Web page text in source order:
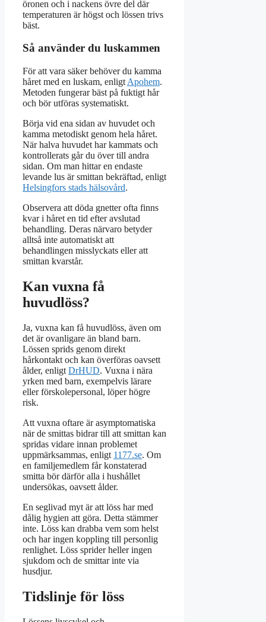
öronen och i nackens övre del där
temperaturen är högst och lössen trivs
bäst.
Så använder du luskammen
För att vara säker behöver du kamma
håret med en luskam, enligt Apohem.
Metoden fungerar bäst på fuktigt hår
och bör utföras systematiskt.
Börja vid ena sidan av huvudet och
kamma metodiskt genom hela håret.
När halva huvudet har kammats och
kontrollerats går du över till andra
sidan. Om man hittar en endaste
levande lus är smittan bekräftad, enligt
Helsingfors stads hälsovård.
Observera att döda gnetter ofta finns
kvar i håret en tid efter avslutad
behandling. Deras närvaro betyder
alltså inte automatiskt att
behandlingen misslyckats eller att
smittan kvarstår.
Kan vuxna få
huvudlöss?
Ja, vuxna kan få huvudlöss, även om
det är ovanligare än bland barn.
Lössen sprids genom direkt
hårkontakt och kan överföras oavsett
ålder, enligt DrHUD. Vuxna i nära
yrken med barn, exempelvis lärare
eller förskolepersonal, löper högre
risk.
Att vuxna oftare är asymptomatiska
när de smittas bidrar till att smittan kan
spridas vidare innan problemet
uppmärksammas, enligt 1177.se. Om
en familjemedlem får konstaterad
smitta bör därför alla i hushållet
undersökas, oavsett ålder.
En seglivad myt är att löss har med
dålig hygien att göra. Detta stämmer
inte. Löss kan drabba vem som helst
och har ingen koppling till personlig
renlighet. Löss sprider heller ingen
sjukdom och de smittar inte via
husdjur.
Tidslinje för löss